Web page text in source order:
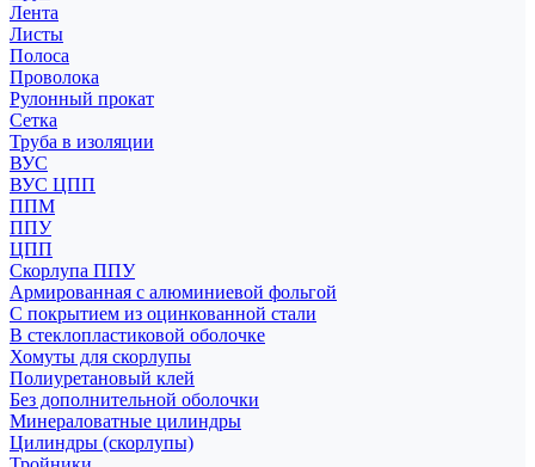
Лента
Листы
Полоса
Проволока
Рулонный прокат
Сетка
Труба в изоляции
ВУС
ВУС ЦПП
ППМ
ППУ
ЦПП
Скорлупа ППУ
Армированная с алюминиевой фольгой
С покрытием из оцинкованной стали
В стеклопластиковой оболочке
Хомуты для скорлупы
Полиуретановый клей
Без дополнительной оболочки
Минераловатные цилиндры
Цилиндры (скорлупы)